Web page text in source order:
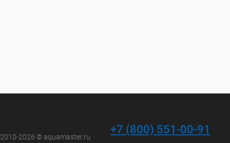
2026 © aquamaster.ru
+7 (800) 551-00-91